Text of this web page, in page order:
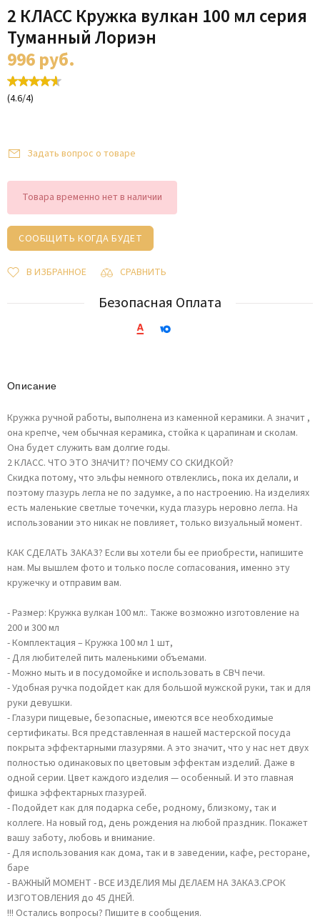
2 КЛАСС Кружка вулкан 100 мл серия
Туманный Лориэн
996руб.
(4.6/4)
Задать вопрос о товаре
Товара временно нет в наличии
СООБЩИТЬ КОГДА БУДЕТ
В ИЗБРАННОЕ СРАВНИТЬ
Безопасная Оплата
Описание
Кружка ручной работы, выполнена из каменной керамики. А значит ,
она крепче, чем обычная керамика, стойка к царапинам и сколам.
Она будет служить вам долгие годы.
2 КЛАСС. ЧТО ЭТО ЗНАЧИТ? ПОЧЕМУ СО СКИДКОЙ?
Скидка потому, что эльфы немного отвлеклись, пока их делали, и
поэтому глазурь легла не по задумке, а по настроению. На изделиях
есть маленькие светлые точечки, куда глазурь неровно легла. На
использовании это никак не повлияет, только визуальный момент.
КАК СДЕЛАТЬ ЗАКАЗ? Если вы хотели бы ее приобрести, напишите
нам. Мы вышлем фото и только после согласования, именно эту
кружечку и отправим вам.
- Размер: Кружка вулкан 100 мл:. Также возможно изготовление на
200 и 300 мл
- Комплектация – Кружка 100 мл 1 шт,
- Для любителей пить маленькими объемами.
- Можно мыть и в посудомойке и использовать в СВЧ печи.
- Удобная ручка подойдет как для большой мужской руки, так и для
руки девушки.
- Глазури пищевые, безопасные, имеются все необходимые
сертификаты. Вся представленная в нашей мастерской посуда
покрыта эффектарными глазурями. А это значит, что у нас нет двух
полностью одинаковых по цветовым эффектам изделий. Даже в
одной серии. Цвет каждого изделия — особенный. И это главная
фишка эффектарных глазурей.
- Подойдет как для подарка себе, родному, близкому, так и
коллеге. На новый год, день рождения на любой праздник. Покажет
вашу заботу, любовь и внимание.
- Для использования как дома, так и в заведении, кафе, ресторане,
баре
- ВАЖНЫЙ МОМЕНТ - ВСЕ ИЗДЕЛИЯ МЫ ДЕЛАЕМ НА ЗАКАЗ.СРОК
ИЗГОТОВЛЕНИЯ до 45 ДНЕЙ.
!!! Остались вопросы? Пишите в сообщения.